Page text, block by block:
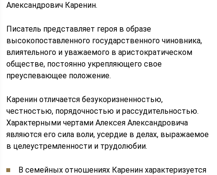
Александрович Каренин.
Писатель представляет героя в образе
высокопоставленного государственного чиновника,
влиятельного и уважаемого в аристократическом
обществе, постоянно укрепляющего свое
преуспевающее положение.
Каренин отличается безукоризненностью,
честностью, порядочностью и рассудительностью.
Характерными чертами Алексея Александровича
являются его сила воли, усердие в делах, выражаемое
в целеустремленности и трудолюбии.
В семейных отношениях Каренин характеризуется